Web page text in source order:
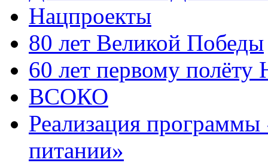
Нацпроекты
80 лет Великой Победы
60 лет первому
ВСОКО
Реализация программы
питании»